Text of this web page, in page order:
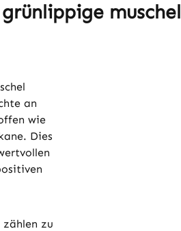
muschel
an
wie
Dies
zu